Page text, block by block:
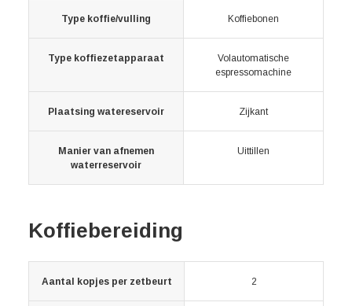
Type koffie/vulling Koffiebonen
Type koffiezetapparaat
Volautomatische
espressomachine
Plaatsing watereservoir Zijkant
Manier van afnemen
waterreservoir
Uittillen
Koffiebereiding
Aantal kopjes per zetbeurt 2